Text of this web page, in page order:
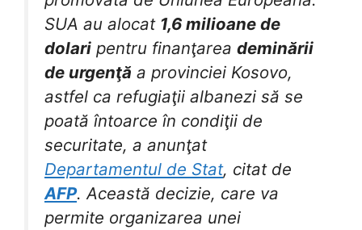
SUA au alocat 1,6 milioane de
dolari pentru finanţarea deminării
de urgenţă a provinciei Kosovo,
astfel ca refugiaţii albanezi să se
poată întoarce în condiţii de
securitate, a anunţat
Departamentul de Stat, citat de
AFP. Această decizie, care va
permite organizarea unei